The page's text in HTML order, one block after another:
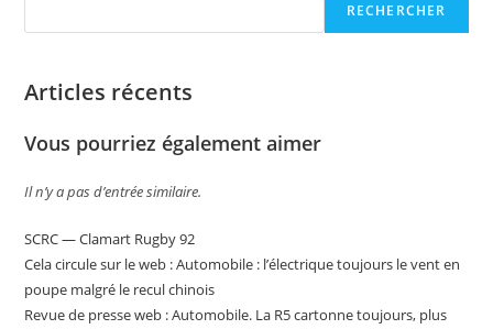
RECHERCHER
Articles récents
Vous pourriez également aimer
Il n’y a pas d’entrée similaire.
SCRC — Clamart Rugby 92
Cela circule sur le web : Automobile : l’électrique toujours le vent en
poupe malgré le recul chinois
Revue de presse web : Automobile. La R5 cartonne toujours, plus